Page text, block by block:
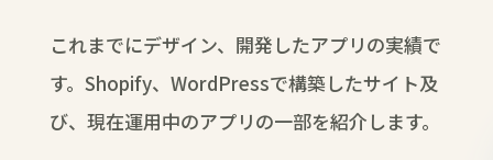
これまでにデザイン、開発したアプリの実績で
す。Shopify、WordPressで構築したサイト及
び、現在運用中のアプリの一部を紹介します。